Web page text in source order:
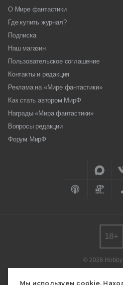
Мы используем cookie.
О Мире фантастики
Где купить журнал?
Подписка
Наш магазин
Пользовательское соглашение
Контакты и редакция
Реклама на «Мире фантастики»
Как стать автором МирФ
Награды «Мира фантастики»
Вопросы редакции
Форум МирФ
© 2026 Hobby
18+